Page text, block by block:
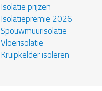
Isolatie prijzen
Isolatiepremie 2026
Spouwmuurisolatie
Vloerisolatie
Kruipkelder isoleren